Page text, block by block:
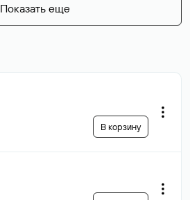
Показать еще
В корзину